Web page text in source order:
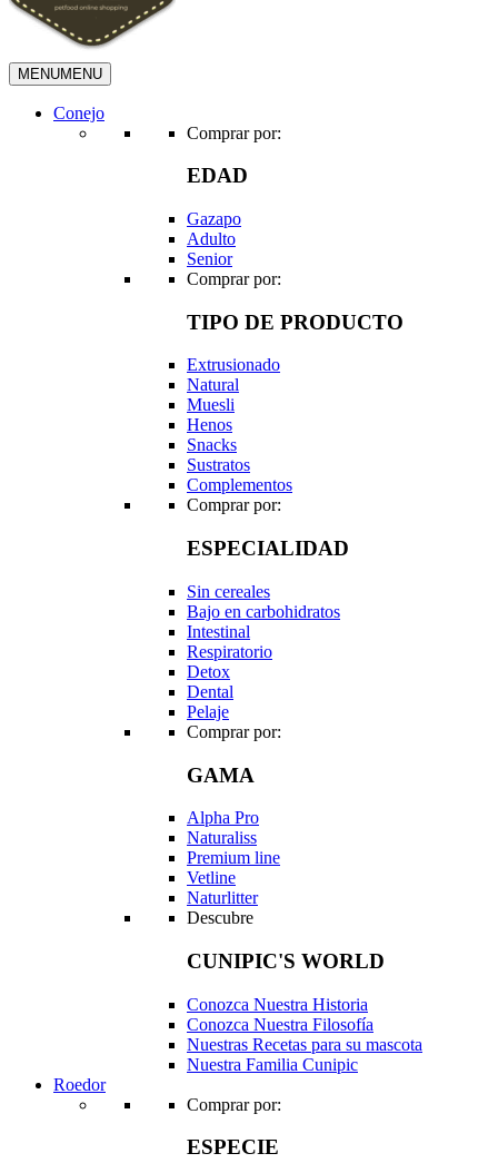
MENUMENU
Conejo
Comprar por:
EDAD
Gazapo
Adulto
Senior
Comprar por:
TIPO DE PRODUCTO
Extrusionado
Natural
Muesli
Henos
Snacks
Sustratos
Complementos
Comprar por:
ESPECIALIDAD
Sin cereales
Bajo en carbohidratos
Intestinal
Respiratorio
Detox
Dental
Pelaje
Comprar por:
GAMA
Alpha Pro
Naturaliss
Premium line
Vetline
Naturlitter
Descubre
CUNIPIC'S WORLD
Conozca Nuestra Historia
Conozca Nuestra Filosofía
Nuestras Recetas para su mascota
Nuestra Familia Cunipic
Roedor
Comprar por:
ESPECIE